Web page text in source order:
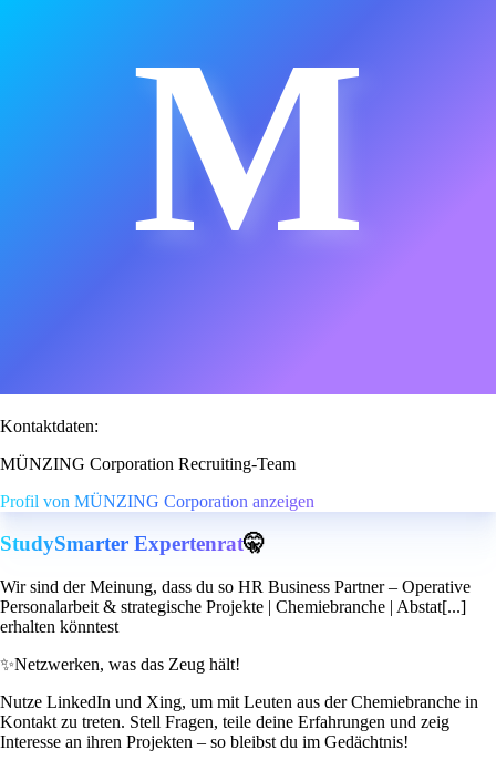
M
Kontaktdaten:
MÜNZING Corporation Recruiting-Team
Profil von MÜNZING Corporation anzeigen
StudySmarter Expertenrat🤫
Wir sind der Meinung, dass du so HR Business Partner – Operative
Personalarbeit & strategische Projekte | Chemiebranche | Abstat[...]
erhalten könntest
✨Netzwerken, was das Zeug hält!
Nutze LinkedIn und Xing, um mit Leuten aus der Chemiebranche in
Kontakt zu treten. Stell Fragen, teile deine Erfahrungen und zeig
Interesse an ihren Projekten – so bleibst du im Gedächtnis!